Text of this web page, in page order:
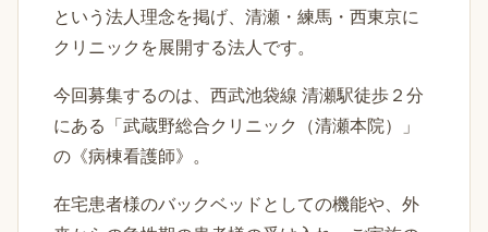
という法人理念を掲げ、清瀬・練馬・西東京に
クリニックを展開する法人です。
今回募集するのは、西武池袋線 清瀬駅徒歩２分
にある「武蔵野総合クリニック（清瀬本院）」
の《病棟看護師》。
在宅患者様のバックベッドとしての機能や、外